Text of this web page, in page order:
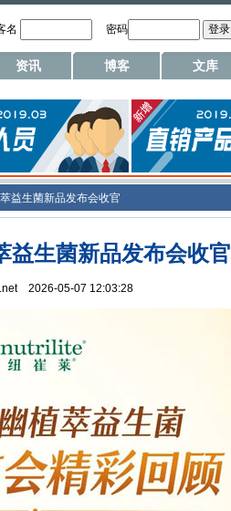
名 密码
资讯 博客 文库
益生菌新品发布会收官
益生菌新品发布会收官
2026-05-07 12:03:28